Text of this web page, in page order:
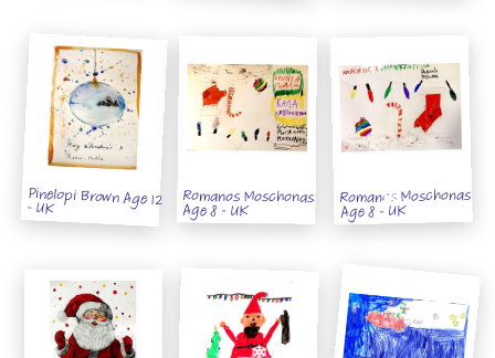
Pinelopi Brown Age 12
- UK Romanos Moschonas
Age 8 - UK Romanos Moschonas
Age 8 - UK